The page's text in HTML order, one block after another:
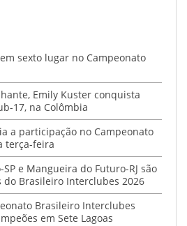
sexto lugar no Campeonato
Emily Kuster conquista
17, na Colômbia
a participação no Campeonato
terça-feira
SP e Mangueira do Futuro-RJ são
do Brasileiro Interclubes 2026
Brasileiro Interclubes
em Sete Lagoas